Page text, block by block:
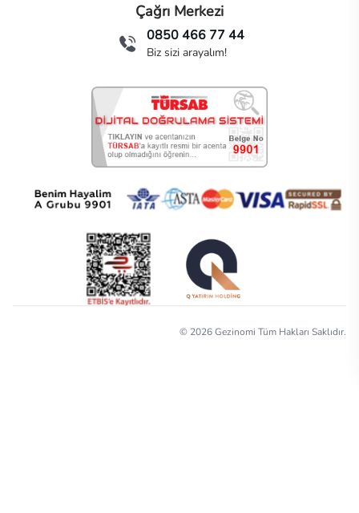
Çağrı Merkezi
0850 466 77 44
Biz sizi arayalım!
© 2026Gezinomi Tüm Hakları Saklıdır.